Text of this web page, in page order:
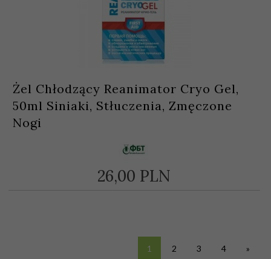
Żel Chłodzący Reanimator Cryo Gel,
50ml Siniaki, Stłuczenia, Zmęczone
Nogi
26,00 PLN
1 2 3 4 »